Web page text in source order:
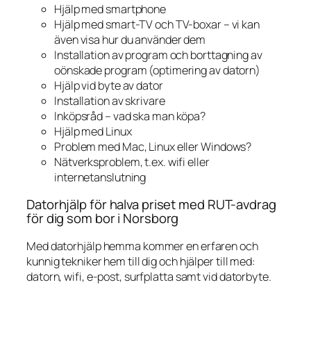
Hjälp med smartphone
Hjälp med smart-TV och TV-boxar – vi kan
även visa hur du använder dem
Installation av program och borttagning av
oönskade program (optimering av datorn)
Hjälp vid byte av dator
Installation av skrivare
Inköpsråd – vad ska man köpa?
Hjälp med Linux
Problem med Mac, Linux eller Windows?
Nätverksproblem, t.ex. wifi eller
internetanslutning
Datorhjälp för halva priset med RUT-avdrag
för dig som bor i Norsborg
Med datorhjälp hemma kommer en erfaren och
kunnig tekniker hem till dig och hjälper till med:
datorn, wifi, e-post, surfplatta samt vid datorbyte.